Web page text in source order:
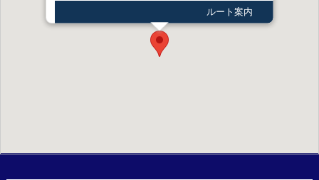
ルート案内